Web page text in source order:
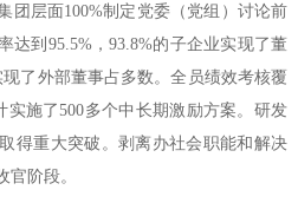
团层面100%制定党委（党组）讨论前
达到95.5%，93.8%的子企业实现了董
了外部董事占多数。全员绩效考核覆
实施了500多个中长期激励方案。研发
得重大突破。剥离办社会职能和解决
官阶段。